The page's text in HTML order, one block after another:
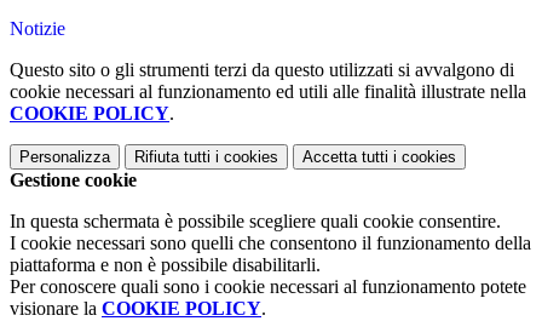
Notizie
Questo sito o gli strumenti terzi da questo utilizzati si avvalgono di
cookie necessari al funzionamento ed utili alle finalità illustrate nella
COOKIE POLICY.
Personalizza Rifiuta tutti i cookies Accetta tutti i cookies
Gestione cookie
In questa schermata è possibile scegliere quali cookie consentire.
I cookie necessari sono quelli che consentono il funzionamento della
piattaforma e non è possibile disabilitarli.
Per conoscere quali sono i cookie necessari al funzionamento potete
visionare la COOKIE POLICY.